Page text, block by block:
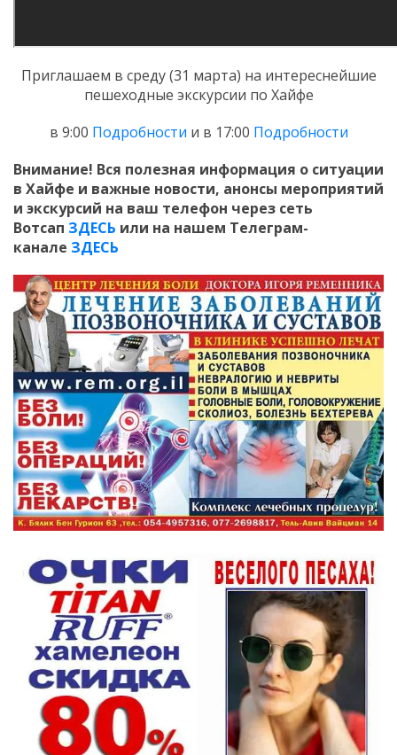
Приглашаем в среду (31 марта) на интереснейшие
пешеходные экскурсии по Хайфе
в 9:00 Подробности и в 17:00 Подробности
Внимание! Вся полезная информация о ситуации
в Хайфе и важные новости, анонсы мероприятий
и экскурсий на ваш телефон через сеть
Вотсап ЗДЕСЬ или на нашем Телеграм-
канале ЗДЕСЬ